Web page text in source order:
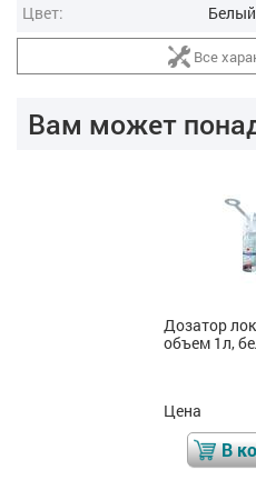
Цвет:
Белый
Все
Вам может
Дозатор
объем 1л,
Цена
В